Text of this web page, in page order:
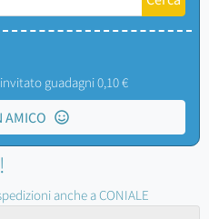
guadagni 0,10 €
AMICO
anche a CONIALE